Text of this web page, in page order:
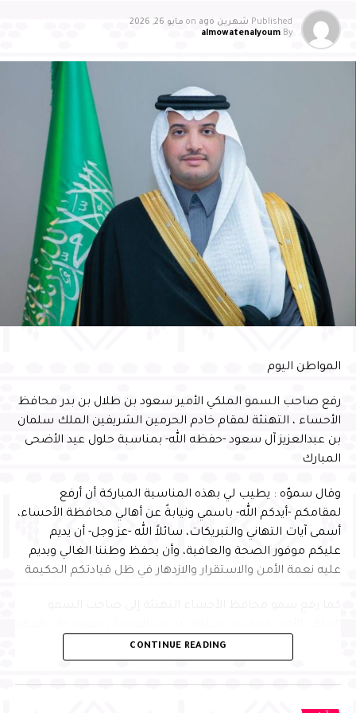
Published شهرين ago on مايو 26, 2026
By
almowatenalyoum
المواطن اليوم
رفع صاحب السمو الملكي الأمير سعود بن طلال بن بدر محافظ
الأحساء ، التهنئة لمقام خادم الحرمين الشريفين الملك سلمان
بن عبدالعزيز آل سعود -حفظه الله- بمناسبة حلول عيد الأضحى
المبارك
وقال سموّه : يطيب لي بهذه المناسبة المباركة أن أرفع
لمقامكم -أيدكم الله- باسمي ونيابةً عن أهالي محافظة الأحساء،
أسمى آيات التهاني والتبريكات، سائلاً الله -عز وجل- أن يديم
عليكم موفور الصحة والعافية، وأن يحفظ وطننا الغالي ويديم
عليه نعمة الأمن والاستقرار والازدهار في ظل قيادتكم الحكيمة
رئيس مجلس الوزراء -حفظه الله-، داعيًا الله تعالى أن يعيد هذه
المناسبة المباركة على سموّه بموفور الصحة والعافية، وعلى
الوطن بمزيد من التقدم والرخاء
CONTINUE READING